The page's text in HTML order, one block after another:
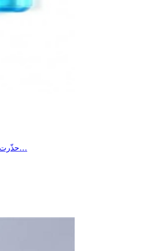
حذّرت إدارة الإطفاء في بلدية قيصري الكبرى من مخاطر خطيرة قد تنجم عن ترك بعض المواد داخل السيارات خلال موجات الحر الشديدة، مؤكدة أن ارتفاع درجات الحرارة…